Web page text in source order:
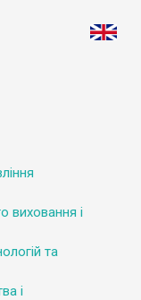
виховання і
та
і